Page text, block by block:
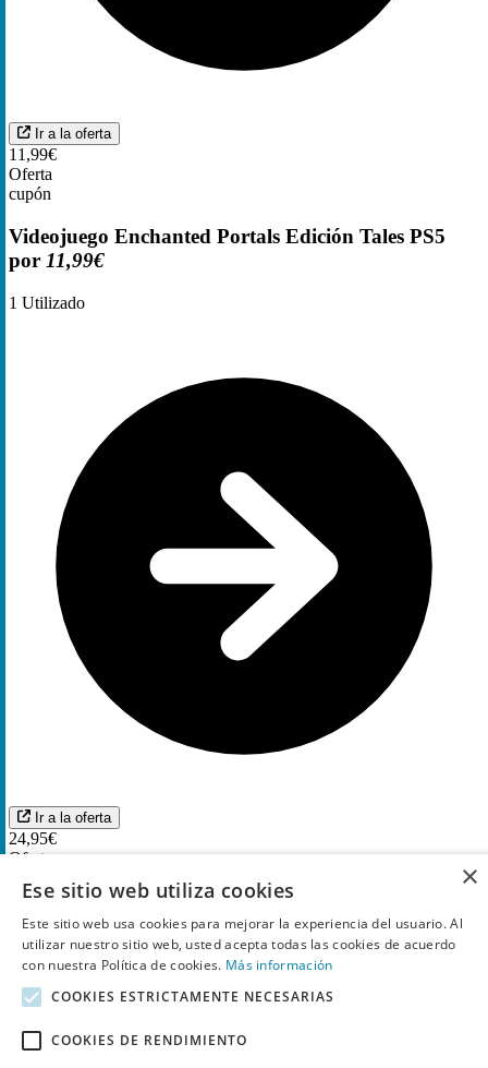
Ir a la oferta
11,99€
Oferta
cupón
Videojuego Enchanted Portals Edición Tales PS5
por 11,99€
1 Utilizado
Ir a la oferta
24,95€
Oferta
Videojuego Metal Slug Tactics Nintendo por24,95€
Utilizado
×
Ese sitio web utiliza cookies
Este sitio web usa cookies para mejorar la experiencia del usuario. Al
utilizar nuestro sitio web, usted acepta todas las cookies de acuerdo
con nuestra Política de cookies. Más información
COOKIES ESTRICTAMENTE NECESARIAS
COOKIES DE RENDIMIENTO